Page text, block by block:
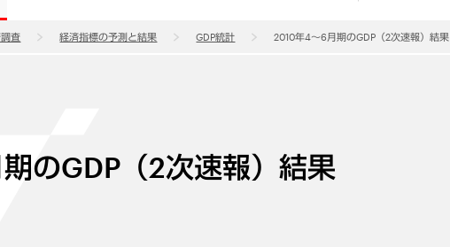
査 経済指標の予測と結果 GDP統計 2010年4～6月期のGDP（2次速報）結果
のGDP（2次速報）結果